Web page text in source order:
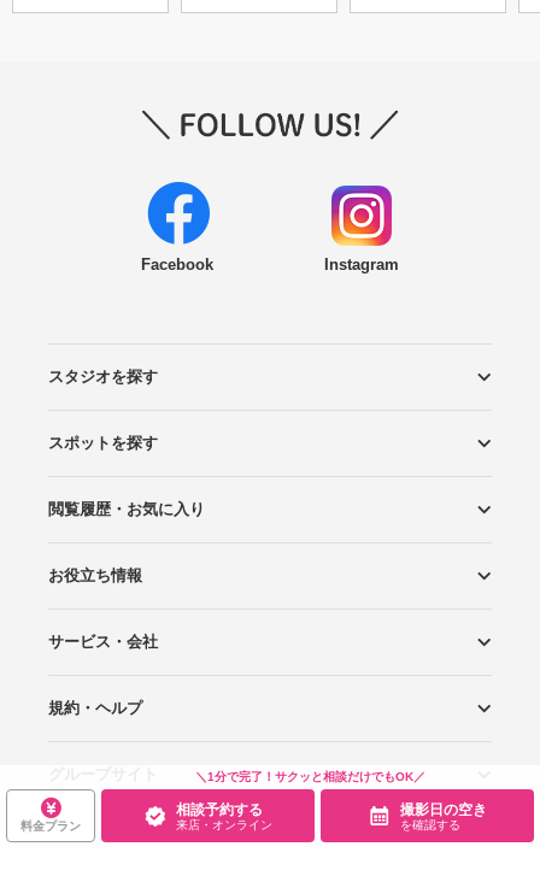
＼1分で完了！サクッと相談だけでもOK／
料金プラン
相談予約する
来店・オンライン
撮影日の空き
を確認する
Facebook Instagram
スタジオを探す
エリアから探す
こだわりから探す
NEW PHOTO STYLE
プランから探す
フォトタイプ診断
フォトグラファーから探す
国内リゾートから探す
スポットを探す
ロケーションから探す
スタジオから探す
閲覧履歴・お気に入り
閲覧スタジオ
お気に入り
お役立ち情報
Wedding Photo マガジン
はじめてガイド
サービス・会社
Photoraitとは
スタジオの掲載について
お問い合わせ
運営会社
サイトマップ
規約・ヘルプ
プライバシーポリシー
Wedding Park
Wedding Park 海外
Ringraph